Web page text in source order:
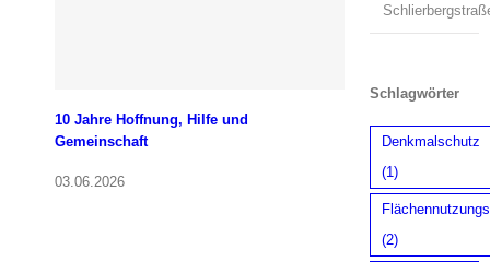
10 Jahre Hoffnung, Hilfe und
Gemeinschaft
03.06.2026
Schlagwörter
Denkmalschutz
(1)
(2)